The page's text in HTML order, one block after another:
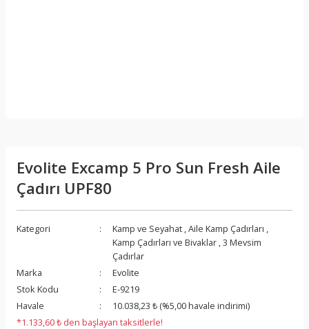
Evolite Excamp 5 Pro Sun Fresh Aile
Çadırı UPF80
Kategori Kamp ve Seyahat ,Aile Kamp Çadırları ,
Kamp Çadırları ve Bivaklar ,3 Mevsim
Çadırlar
Marka
Evolite
Stok Kodu
E-9219
Havale
10.038,23 ₺ (%5,00 havale indirimi)
*1.133,60 ₺ den başlayan taksitlerle!